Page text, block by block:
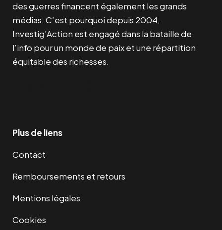
des guerres financent également les grands
médias. C’est pourquoi depuis 2004,
Investig’Action est engagé dans la bataille de
l’info pour un monde de paix et une répartition
équitable des richesses.
Plus de liens
Contact
Remboursements et retours
Mentions légales
Cookies